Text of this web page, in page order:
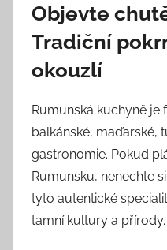
Objevte
Tradiční
okouzlí
Rumunská kuchyně je
balkánské, maďarské,
gastronomie. Pokud
Rumunsku, nenechte
tyto autentické
tamní kultury a přírody.